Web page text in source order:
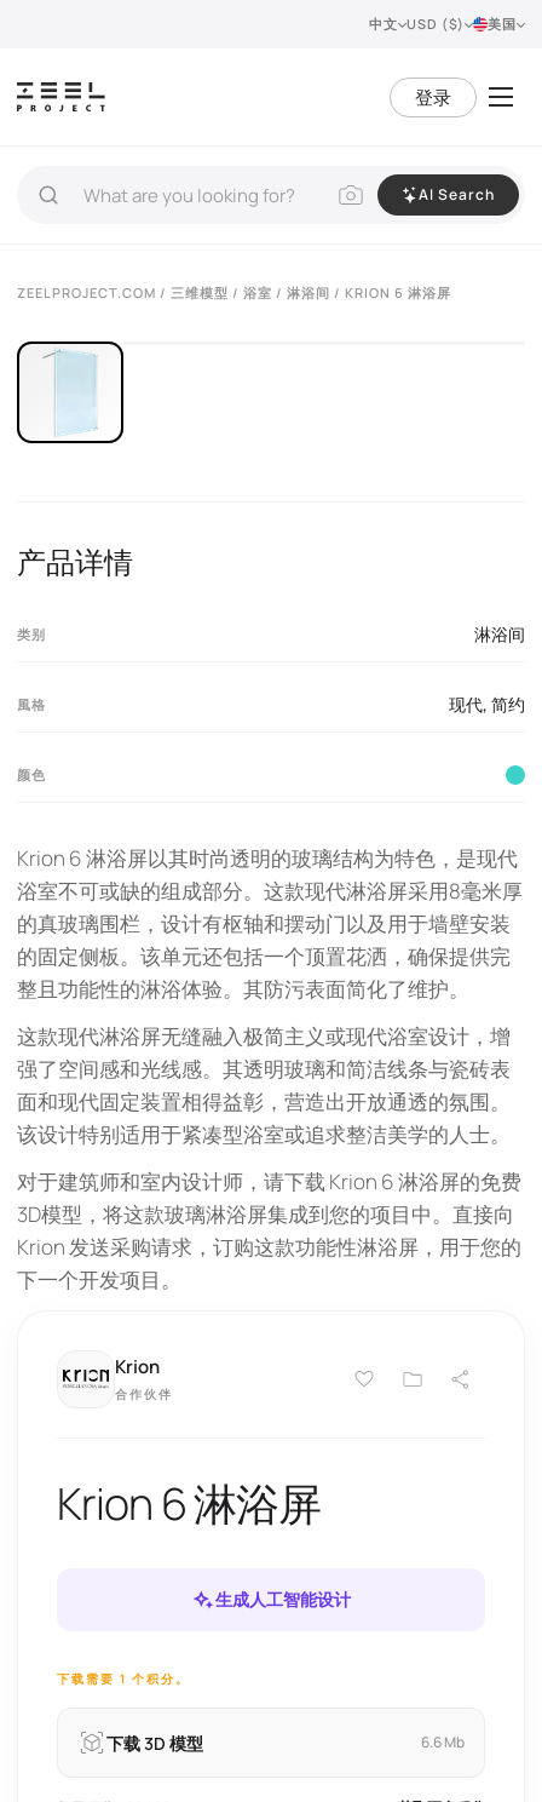
中文 USD ($) 美国
登录
AI Search
ZEELPROJECT.COM / 三维模型 / 浴室 / 淋浴间 / KRION 6 淋浴屏
VIEW 360°
产品详情
类别 淋浴间
風格 现代, 简约
颜色
Krion 6 淋浴屏以其时尚透明的玻璃结构为特色，是现代
浴室不可或缺的组成部分。这款现代淋浴屏采用8毫米厚
的真玻璃围栏，设计有枢轴和摆动门以及用于墙壁安装
的固定侧板。该单元还包括一个顶置花洒，确保提供完
整且功能性的淋浴体验。其防污表面简化了维护。
这款现代淋浴屏无缝融入极简主义或现代浴室设计，增
强了空间感和光线感。其透明玻璃和简洁线条与瓷砖表
面和现代固定装置相得益彰，营造出开放通透的氛围。
该设计特别适用于紧凑型浴室或追求整洁美学的人士。
对于建筑师和室内设计师，请下载 Krion 6 淋浴屏的免费
3D模型，将这款玻璃淋浴屏集成到您的项目中。直接向
Krion 发送采购请求，订购这款功能性淋浴屏，用于您的
下一个开发项目。
Krion
合作伙伴
Krion 6 淋浴屏
生成人工智能设计
下载需要 1 个积分。
下载 3D 模型 6.6 Mb